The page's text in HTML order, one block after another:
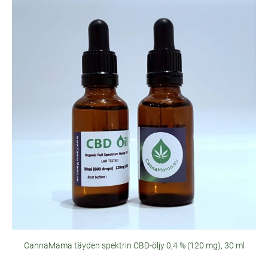
CannaMama täyden spektrin CBD-öljy 0,4 % (120 mg), 30 ml